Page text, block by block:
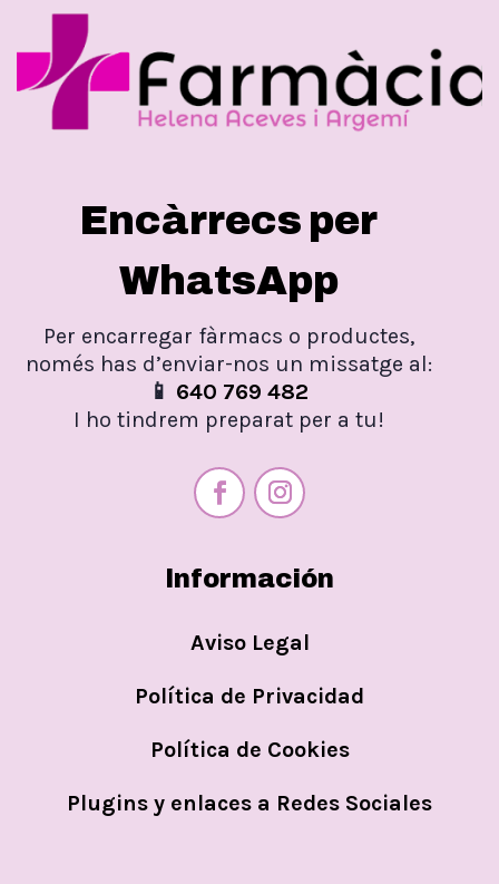
Encàrrecs per
WhatsApp
Per encarregar fàrmacs o productes,
només has d’enviar-nos un missatge al:
📱 640 769 482
I ho tindrem preparat per a tu!
Información
Aviso Legal
Política de Privacidad
Política de Cookies
Plugins y enlaces a Redes Sociales